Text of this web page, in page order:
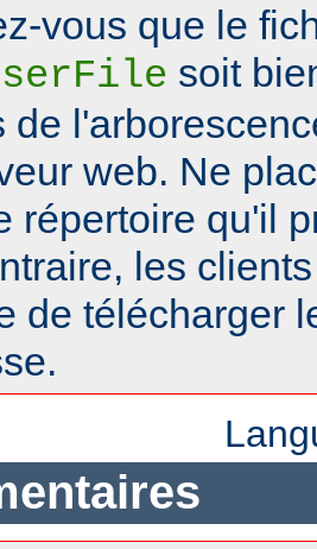
vous que le
soit
de
web. Ne
répertoire qu'il
les
de télécharger